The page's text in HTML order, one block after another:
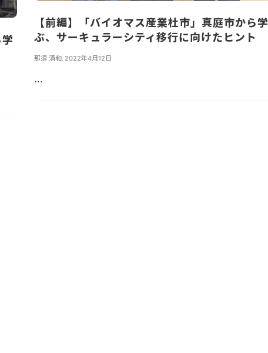
【前編】「バイオマス産業杜市」真庭市から学
ぶ、サーキュラーシティ移行に向けたヒント
那須 清和, 2022年4月12日
...